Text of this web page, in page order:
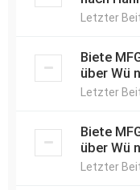
Letzter
Biete
über Wü
Letzter
Biete
über Wü
Letzter